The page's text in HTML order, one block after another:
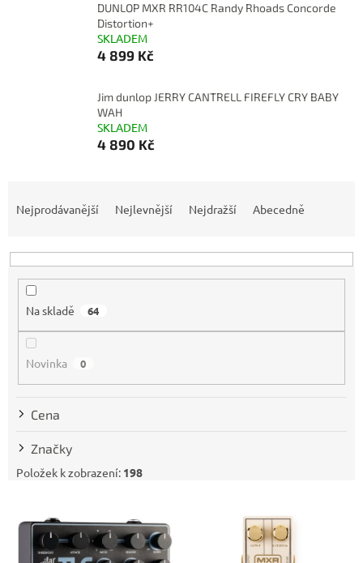
DUNLOP MXR RR104C Randy Rhoads Concorde
Distortion+
SKLADEM
4 899 Kč
Jim dunlop JERRY CANTRELL FIREFLY CRY BABY
WAH
SKLADEM
4 890 Kč
n
Nejprodávanější Nejlevnější Nejdražší Abecedně
Na skladě 64
Novinka 0
Cena
Značky
Položek k zobrazení: 198